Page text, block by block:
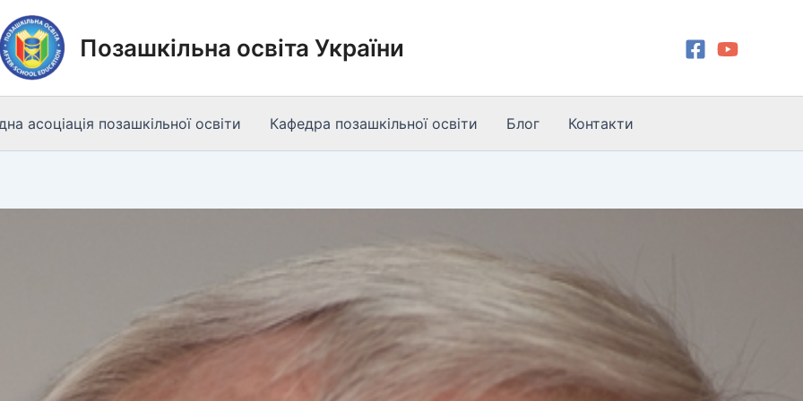
Позашкільна освіта України
асоціація позашкільної освіти Кафедра позашкільної освіти Блог Контакти